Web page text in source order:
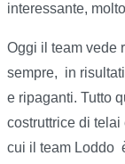
interessante,
Oggi il team vede
sempre, in
e ripaganti. Tutto
costruttrice di
cui il team Loddo